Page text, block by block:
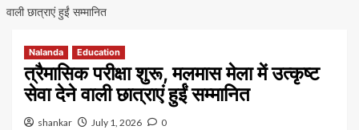
वाली छात्राएं हुईं सम्मानित
Nalanda Education
त्रैमासिक परीक्षा शुरू, मलमास मेला में उत्कृष्ट
सेवा देने वाली छात्राएं हुईं सम्मानित
shankar July 1, 2026 0